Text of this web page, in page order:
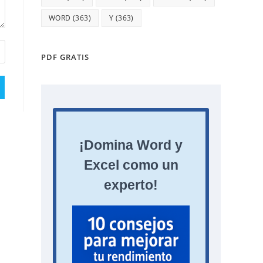
WORD (363) Y (363)
PDF GRATIS